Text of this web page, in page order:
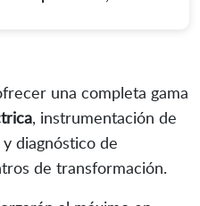
una completa gama
, instrumentación de
diagnóstico de
de transformación.